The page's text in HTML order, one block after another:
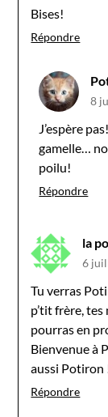
Bises!
Répondre
8
J’espère
gamelle…
poilu!
Répondre
la
6
Tu verras
p’tit frère,
pourras en
Bienvenue à
aussi Potiron
Répondre